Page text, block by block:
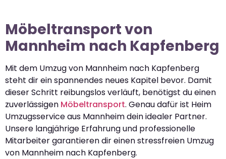
Möbeltransport von
Mannheim nach Kapfenberg
Mit dem Umzug von Mannheim nach Kapfenberg
steht dir ein spannendes neues Kapitel bevor. Damit
dieser Schritt reibungslos verläuft, benötigst du einen
zuverlässigen Möbeltransport. Genau dafür ist Heim
Umzugsservice aus Mannheim dein idealer Partner.
Unsere langjährige Erfahrung und professionelle
Mitarbeiter garantieren dir einen stressfreien Umzug
von Mannheim nach Kapfenberg.